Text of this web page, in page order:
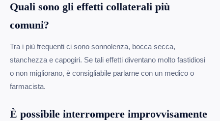
Quali sono gli effetti collaterali più
comuni?
Tra i più frequenti ci sono sonnolenza, bocca secca,
stanchezza e capogiri. Se tali effetti diventano molto fastidiosi
o non migliorano, è consigliabile parlarne con un medico o
farmacista.
È possibile interrompere improvvisamente